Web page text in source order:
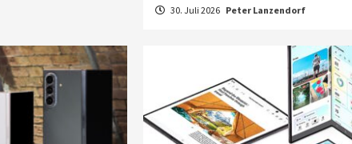
30. Juli 2026 Peter Lanzendorf